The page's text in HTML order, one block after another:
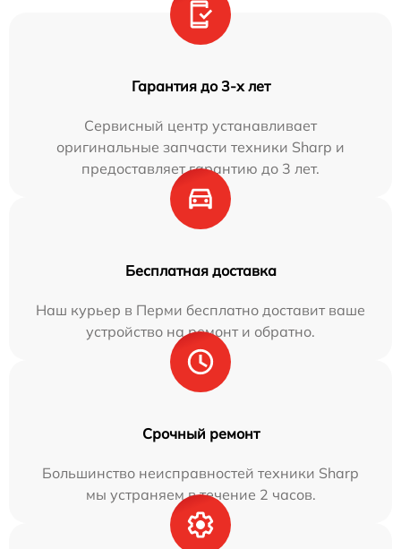
Гарантия до 3-х лет
Сервисный центр устанавливает
оригинальные запчасти техники Sharp и
предоставляет гарантию до 3 лет.
Бесплатная доставка
Наш курьер в Перми бесплатно доставит ваше
устройство на ремонт и обратно.
Срочный ремонт
Большинство неисправностей техники Sharp
мы устраняем в течение 2 часов.